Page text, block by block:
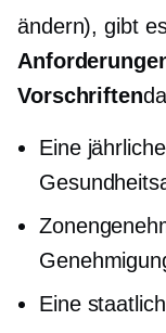
ändern), gibt
Vorschriften
Eine
Eine